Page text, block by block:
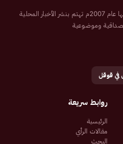
صحيفة إلكترونية سعودية تم تأسيسها عام 2007م تهتم بنشر الأخبار المحلية
وموضوعية
في قوقل
روابط سريعة
الرئيسية
مقالات الرأي
البحث